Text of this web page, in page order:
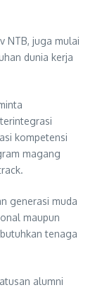
NTB, juga mulai
dunia kerja
kompetensi
magang
generasi muda
maupun
tenaga
alumni